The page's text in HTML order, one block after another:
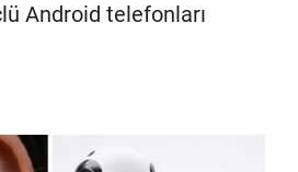
Android telefonları